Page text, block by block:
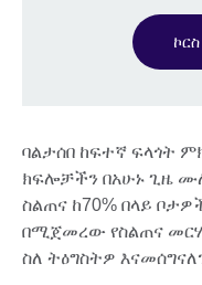
ባልታሰበ ከፍተኛ ፍላጎት
ክፍሎቻችን በአሁኑ ጊዜ
ስልጠና ከ70% በላይ
በሚጀመረው የስልጠና መርሃ
ስለ ትዕግስትዎ እናመሰግናለን